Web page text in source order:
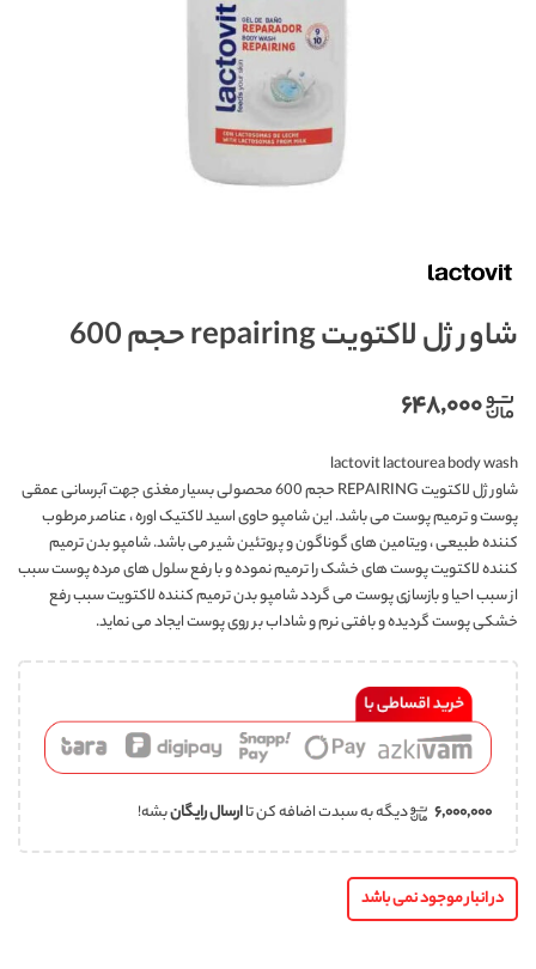
شاور ژل لاکتویت repairing حجم 600
۶۴۸,۰۰۰
lactovit lactourea body wash
شاور ژل لاکتویت REPAIRING حجم 600 محصولی بسیار مغذی جهت آبرسانی عمقی
پوست و ترمیم پوست می باشد. این شامپو حاوی اسید لاکتیک اوره ، عناصر مرطوب
کننده طبیعی ، ویتامین های گوناگون و پروتئین شیر می باشد. شامپو بدن ترمیم
کننده لاکتویت پوست های خشک را ترمیم نموده و با رفع سلول های مرده پوست سبب
از سبب احیا و بازسازی پوست می گردد شامپو بدن ترمیم کننده لاکتویت سبب رفع
خشکی پوست گردیده و بافتی نرم و شاداب بر روی پوست ایجاد می نماید.
۶,۰۰۰,۰۰۰ دیگه به سبدت اضافه کن تاارسال رایگانبشه!
در انبار موجود نمی باشد